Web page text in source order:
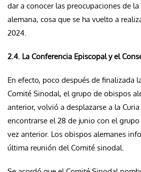
dar a conocer las preocupaciones de la
alemana, cosa que se ha vuelto a
2024.
2.4. La Conferencia Episcopal y el
En efecto, poco después de finalizada
Comité Sinodal, el grupo de obispos
anterior, volvió a desplazarse a la
encontrarse el 28 de junio con el
vez anterior. Los obispos alemanes
última reunión del Comité sinodal.